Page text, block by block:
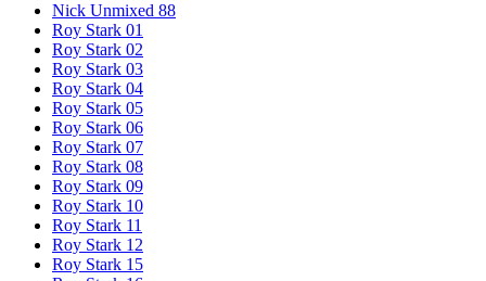
Nick Unmixed 88
Roy Stark 01
Roy Stark 02
Roy Stark 03
Roy Stark 04
Roy Stark 05
Roy Stark 06
Roy Stark 07
Roy Stark 08
Roy Stark 09
Roy Stark 10
Roy Stark 11
Roy Stark 12
Roy Stark 15